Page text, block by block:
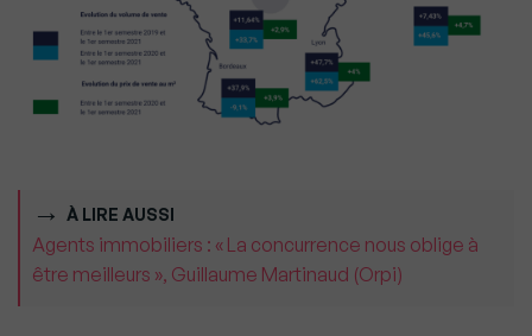
À LIRE AUSSI
Agents immobiliers : « La concurrence nous oblige à
être meilleurs », Guillaume Martinaud (Orpi)